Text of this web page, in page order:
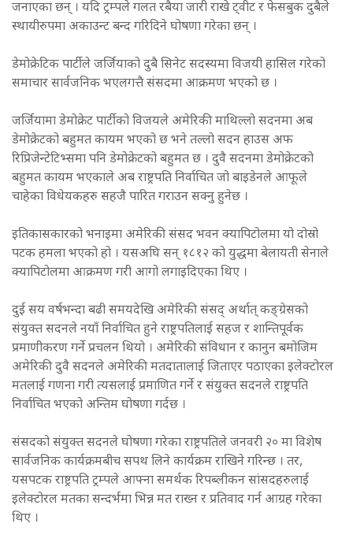
जनाएका छन् । यदि ट्रम्पले गलत रबैया जारी राखे ट्वीट र फेसबुक दुबैले
स्थायीरुपमा अकाउन्ट बन्द गरिदिने घोषणा गरेका छन् ।
डेमोक्रेटिक पार्टीले जर्जियाको दुबै सिनेट सदस्यमा विजयी हासिल गरेको
समाचार सार्वजनिक भएलगत्तै संसदमा आक्रमण भएको छ ।
जर्जियामा डेमोक्रेट पार्टीको विजयले अमेरिकी माथिल्लो सदनमा अब
डेमोक्रेटको बहुमत कायम भएको छ भने तल्लो सदन हाउस अफ
रिप्रिजेन्टेटिभ्समा पनि डेमोक्रेटको बहुमत छ । दुवै सदनमा डेमोक्रेटको
बहुमत कायम भएकाले अब राष्ट्रपति निर्वाचित जो बाइडेनले आफूले
चाहेका विधेयकहरु सहजै पारित गराउन सक्नु हुनेछ ।
इतिकासकारको भनाइमा अमेरिकी संसद भवन क्यापिटोलमा यो दोस्रो
पटक हमला भएको हो । यसअघि सन् १८१२ को युद्धमा बेलायती सेनाले
क्यापिटोलमा आक्रमण गरी आगो लगाइदिएका थिए ।
दुई सय वर्षभन्दा बढी समयदेखि अमेरिकी संसद् अर्थात् कङ्ग्रेसको
संयुक्त सदनले नयाँ निर्वाचित हुने राष्ट्रपतिलाई सहज र शान्तिपूर्वक
प्रमाणीकरण गर्ने प्रचलन थियो । अमेरिकी संविधान र कानुन बमोजिम
अमेरिकी दुवै सदनले अमेरिकी मतदातालाई जिताएर पठाएका इलेक्टोरल
मतलाई गणना गरी त्यसलाई प्रमाणित गर्ने र संयुक्त सदनले राष्ट्रपति
निर्वाचित भएको अन्तिम घोषणा गर्दछ ।
संसदको संयुक्त सदनले घोषणा गरेका राष्ट्रपतिले जनवरी २० मा विशेष
सार्वजनिक कार्यक्रमबीच सपथ लिने कार्यक्रम राखिने गरिन्छ । तर,
यसपटक राष्ट्रपति ट्रम्पले आफ्ना समर्थक रिपब्लीकन सांसदहरुलाई
इलेक्टोरल मतका सन्दर्भमा भिन्न मत राख्न र प्रतिवाद गर्न आग्रह गरेका
थिए ।